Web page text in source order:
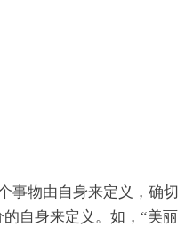
物由自身来定义，确切
自身来定义。如，“美丽